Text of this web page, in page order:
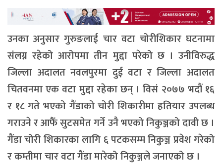
उनका अनुसार गुरुङलाई चार वटा चोरीशिकार घटनामा
संलग्न रहेको आरोपमा तीन मुद्दा परेको छ । उनीविरुद्ध
जिल्ला अदालत नवलपुरमा दुई वटा र जिल्ला अदालत
चितवनमा एक वटा मुद्दा रहेका छन् । विसं २०७७ भदौं १६
र १८ गते भएको गैंडाको चोरी शिकारीमा हतियार उपलब्ध
गराउने र आफैँ सुटसमेत गर्ने उनै भएको निकुञ्जको दावी छ ।
गैंडा चोरी शिकारका लागि ६ पटकसम्म निकुञ्ज प्रवेश गरेको
र कम्तीमा चार वटा गैंडा मारेको निकुञ्जले जनाएको छ ।